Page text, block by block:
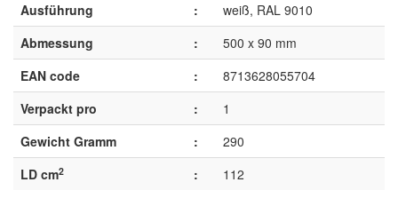
Ausführung
:
weiß, RAL 9010
Abmessung
:
500 x 90 mm
EAN code
:
8713628055704
Verpackt pro
:
1
Gewicht Gramm
:
290
LD cm2 : 112